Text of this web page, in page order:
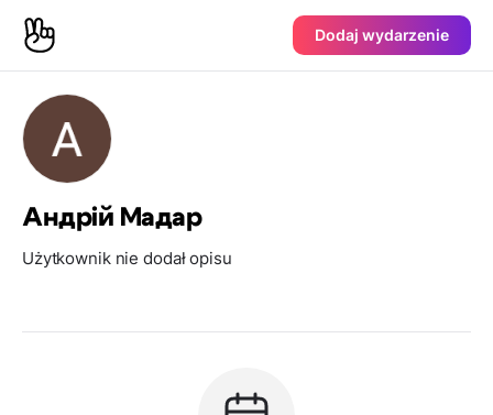
Dodaj wydarzenie
Андрій Мадар
Użytkownik nie dodał opisu